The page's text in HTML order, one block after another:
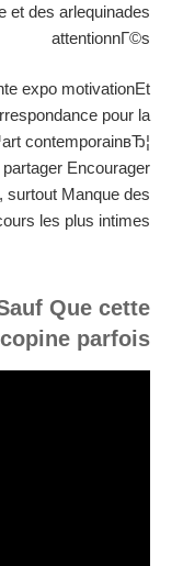
et des arlequinades
attentionnГ©s
expo motivationEt
pour la
contemporainвЂ¦
Encourager
surtout Manque des
les plus intimes
Que cette
copine parfois